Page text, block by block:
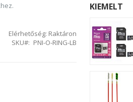
Elérhetőség: Raktáron
SKU
PNI-O-RING-LB
KIEMELT